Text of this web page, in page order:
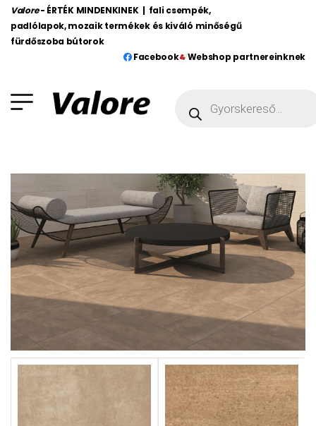
Valore - ÉRTÉK MINDENKINEK | fali csempék,
padlólapok, mozaik termékek és kiváló minőségű
fürdőszoba bútorok
Facebook
Webshop partnereinknek